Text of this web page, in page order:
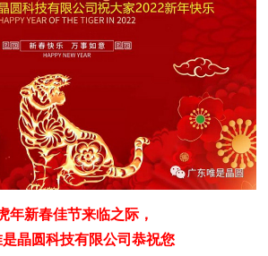
年新春佳节来临之际，
是晶圆科技有限公司恭祝您